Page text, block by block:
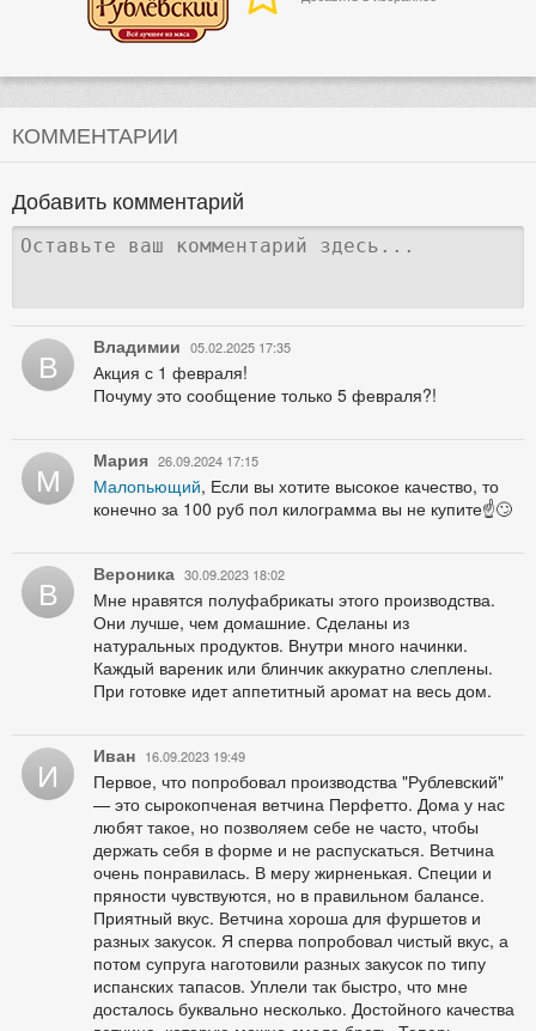
КОММЕНТАРИИ
Добавить комментарий
В Владимии 05.02.2025 17:35
Акция с 1 февраля!
Почуму это сообщение только 5 февраля?!
М Мария 26.09.2024 17:15
Малопьющий, Если вы хотите высокое качество, то
конечно за 100 руб пол килограмма вы не купите☝️🙄
В Вероника 30.09.2023 18:02
Мне нравятся полуфабрикаты этого производства.
Они лучше, чем домашние. Сделаны из
натуральных продуктов. Внутри много начинки.
Каждый вареник или блинчик аккуратно слеплены.
При готовке идет аппетитный аромат на весь дом.
И Иван 16.09.2023 19:49
Первое, что попробовал производства "Рублевский"
— это сырокопченая ветчина Перфетто. Дома у нас
любят такое, но позволяем себе не часто, чтобы
держать себя в форме и не распускаться. Ветчина
очень понравилась. В меру жирненькая. Специи и
пряности чувствуются, но в правильном балансе.
Приятный вкус. Ветчина хороша для фуршетов и
разных закусок. Я сперва попробовал чистый вкус, а
потом супруга наготовили разных закусок по типу
испанских тапасов. Уплели так быстро, что мне
досталось буквально несколько. Достойного качества